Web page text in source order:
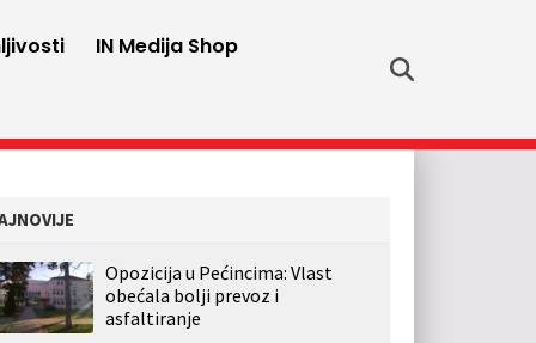
IN Medija Shop
Opozicija u Pećincima: Vlast
obećala bolji prevoz i
asfaltiranje